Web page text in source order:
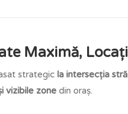
Maximă,
strategic la intersecția
vizibile zone din oraș.